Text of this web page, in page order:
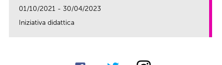
01/10/2021 - 30/04/2023
Iniziativa didattica